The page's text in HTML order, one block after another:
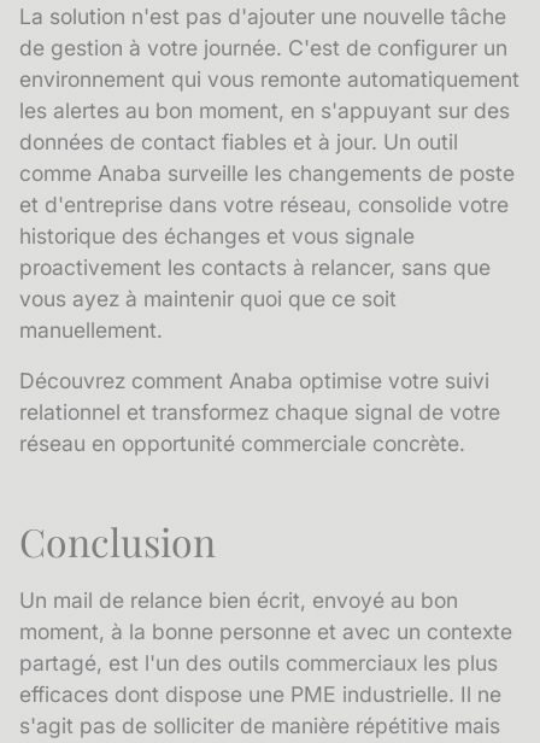
La solution n'est pas d'ajouter une nouvelle tâche
de gestion à votre journée. C'est de configurer un
environnement qui vous remonte automatiquement
les alertes au bon moment, en s'appuyant sur des
données de contact fiables et à jour. Un outil
comme Anaba surveille les changements de poste
et d'entreprise dans votre réseau, consolide votre
historique des échanges et vous signale
proactivement les contacts à relancer, sans que
vous ayez à maintenir quoi que ce soit
manuellement.
Découvrez comment Anaba optimise votre suivi
relationnel et transformez chaque signal de votre
réseau en opportunité commerciale concrète.
Conclusion
Un mail de relance bien écrit, envoyé au bon
moment, à la bonne personne et avec un contexte
partagé, est l'un des outils commerciaux les plus
efficaces dont dispose une PME industrielle. Il ne
s'agit pas de solliciter de manière répétitive mais